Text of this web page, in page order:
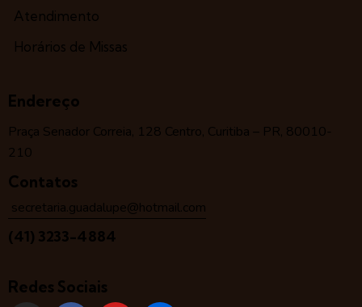
Atendimento
Horários de Missas
Endereço
Praça Senador Correia, 128 Centro, Curitiba – PR, 80010-
210
Contatos
secretaria.guadalupe@hotmail.com
(41) 3233-4884
Redes Sociais